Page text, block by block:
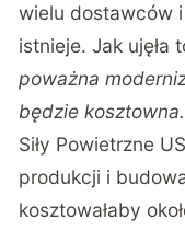
wielu dostawców
istnieje. Jak ujęła
poważna
będzie
Siły Powietrzne
produkcji i
kosztowałaby